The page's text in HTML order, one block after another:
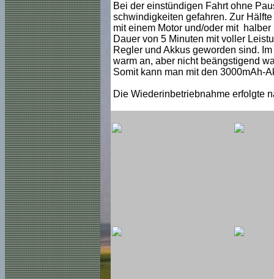
Bei der einstündigen Fahrt ohne
schwindigkeiten gefahren. Zur
mit einem Motor und/oder mit
Dauer von 5 Minuten mit voller
Regler und Akkus geworden sind.
warm an, aber nicht beängstigend
Somit kann man mit den 3000mAh-
Die Wiederinbetriebnahme erfolgte